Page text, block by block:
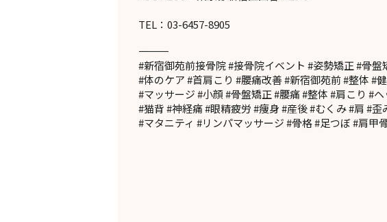
TEL：03-6457-8905
―――――――――――――
#新宿御苑前接骨院 #接骨院イベント #姿勢矯正 #骨
#体のケア #首肩こり #腰痛改善 #新宿御苑前 #整体 #
#マッサージ #小顔 #骨盤矯正 #腰痛 #整体 #肩こり #
#猫背 #神経痛 #眼精疲労 #痩身 #産後 #むくみ #肩 #
#マタニティ #リンパマッサージ #骨格 #足つぼ #肩甲